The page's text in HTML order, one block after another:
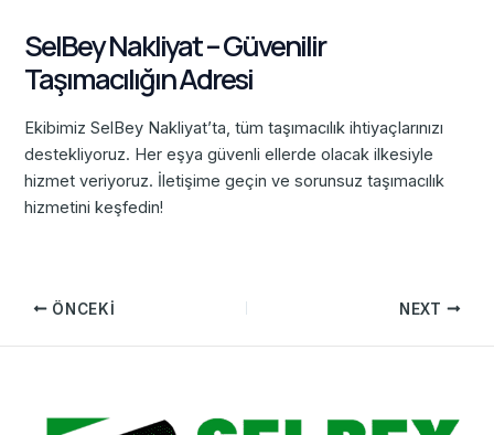
SelBey Nakliyat – Güvenilir
Taşımacılığın Adresi
Ekibimiz SelBey Nakliyat’ta, tüm taşımacılık ihtiyaçlarınızı
destekliyoruz. Her eşya güvenli ellerde olacak ilkesiyle
hizmet veriyoruz. İletişime geçin ve sorunsuz taşımacılık
hizmetini keşfedin!
ÖNCEKI NEXT